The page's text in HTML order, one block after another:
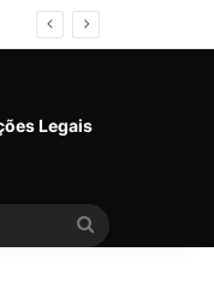
Legais
Procurar